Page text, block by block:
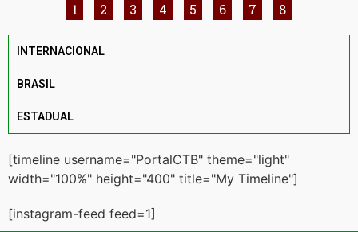
1 2 3 4 5 6 7 8
INTERNACIONAL
BRASIL
ESTADUAL
[timeline username="PortalCTB" theme="light"
width="100%" height="400" title="My Timeline"]
[instagram-feed feed=1]